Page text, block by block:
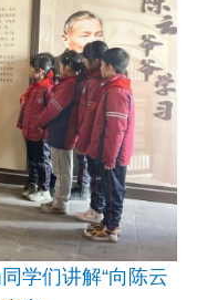
学们讲解“向陈云